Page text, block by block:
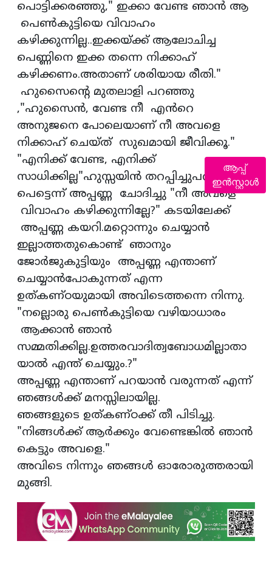
പൊട്ടിക്കരഞ്ഞു," ഇക്കാ വേണ്ട ഞാൻ ആ
പെൺകുട്ടിയെ വിവാഹം
കഴിക്കുന്നില്ല..ഇക്കയ്ക്ക് ആലോചിച്ച
പെണ്ണിനെ ഇക്ക തന്നെ നിക്കാഹ്
കഴിക്കണം.അതാണ് ശരിയായ രീതി."
ഹുസൈൻ്റെ മുതലാളി പറഞ്ഞു
,"ഹുസൈൻ, വേണ്ട നീ എൻറെ
അനുജനെ പോലെയാണ് നീ അവളെ
നിക്കാഹ് ചെയ്ത് സുഖമായി ജീവിക്കൂ."
"എനിക്ക് വേണ്ട, എനിക്ക്
സാധിക്കില്ല"ഹുസ്സയിൻ തറപ്പിച്ചുപറഞ്ഞു.
പെട്ടെന്ന് അപ്പണ്ണ ചോദിച്ചു "നീ അവളെ
വിവാഹം കഴിക്കുന്നില്ലേ?" കടയിലേക്ക്
അപ്പണ്ണ കയറി.മറ്റൊന്നും ചെയ്യാൻ
ഇല്ലാത്തതുകൊണ്ട് ഞാനും
ജോർജുകുട്ടിയും അപ്പണ്ണ എന്താണ്
ചെയ്യാൻപോകുന്നത് എന്ന
ഉത്കണ്ഠയുമായി അവിടെത്തന്നെ നിന്നു.
"നല്ലൊരു പെൺകുട്ടിയെ വഴിയാധാരം
ആക്കാൻ ഞാൻ
സമ്മതിക്കില്ല.ഉത്തരവാദിത്വബോധമില്ലാതാ
യാൽ എന്ത് ചെയ്യും.?"
അപ്പണ്ണ എന്താണ് പറയാൻ വരുന്നത് എന്ന്
ഞങ്ങൾക്ക് മനസ്സിലായില്ല.
ഞങ്ങളുടെ ഉത്കണ്ഠക്ക് തീ പിടിച്ചു.
"നിങ്ങൾക്ക് ആർക്കും വേണ്ടെങ്കിൽ ഞാൻ
കെട്ടും അവളെ."
അവിടെ നിന്നും ഞങ്ങൾ ഓരോരുത്തരായി
മുങ്ങി.
ആപ്പ്
ഇൻസ്റ്റാൾ